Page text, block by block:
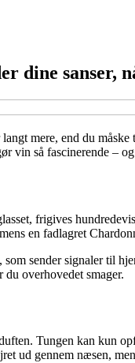
dine sanser,
mere, end du
vin så fascinerende
frigives
en fadlagret
sender signaler til
overhovedet smager.
Tungen kan kun
ud gennem næsen,